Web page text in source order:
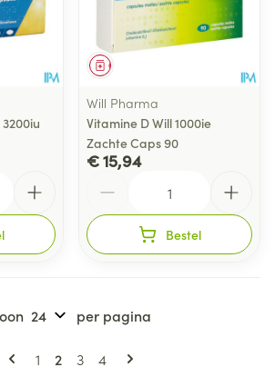
Geneesmiddel
Will Pharma
Vitamine D Will 1000ie
Zachte Caps 90
€ 15,94
Bestel
Pagina's
Pagina
1 U lees momenteel pagina
2 Pagina
3 Pagina
4
per pagina